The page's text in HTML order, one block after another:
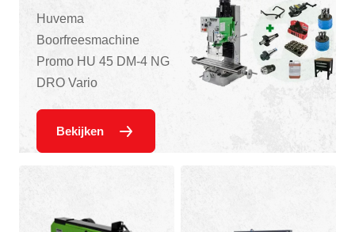
Huvema
Boorfreesmachine
Promo HU 45 DM-4 NG
DRO Vario
Bekijken